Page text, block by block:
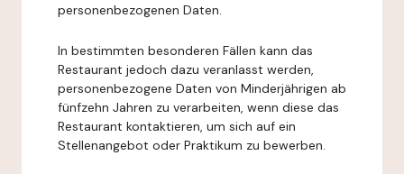
personenbezogenen Daten.
In bestimmten besonderen Fällen kann das
Restaurant jedoch dazu veranlasst werden,
personenbezogene Daten von Minderjährigen ab
fünfzehn Jahren zu verarbeiten, wenn diese das
Restaurant kontaktieren, um sich auf ein
Stellenangebot oder Praktikum zu bewerben.